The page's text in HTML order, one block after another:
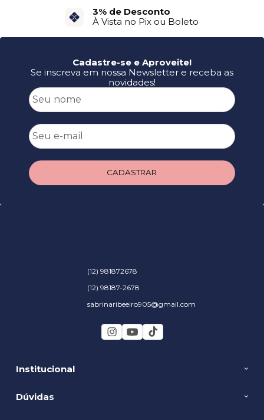
3% de Desconto
À Vista no Pix ou Boleto
Cadastre-se e Aproveite!
Se inscreva em nossa Newsletter e receba as
novidades!
CADASTRAR
Institucional
Dúvidas
(12) 981872678
(12) 98187-2678
sabrinaribeeiro905@gmail.com